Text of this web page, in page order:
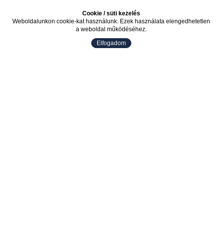
Cookie / süti kezelés
Weboldalunkon cookie-kat használunk. Ezek használata elengedhetetlen
a weboldal működéséhez.
Elfogadom